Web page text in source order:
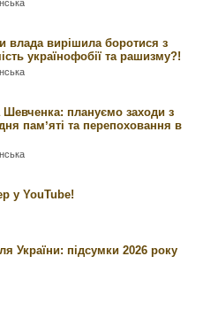
влада вирішила боротися з
українофобії та рашизму?!
плануємо заходи з
памʼяті та перепоховання в
у YouTube!
України: підсумки 2026 року